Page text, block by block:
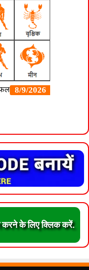
के लिए क्लिक करें.